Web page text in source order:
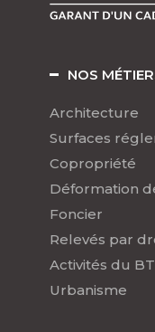
NOS
Architecture
Surfaces
Copropriété
Déformation
Foncier
Relevés par
Activités du
Urbanisme